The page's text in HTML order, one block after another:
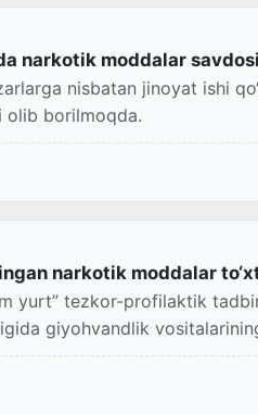
narkotik moddalar
nisbatan jinoyat ishi
olib borilmoqda.
narkotik moddalar
yurt” tezkor-profilaktik
giyohvandlik